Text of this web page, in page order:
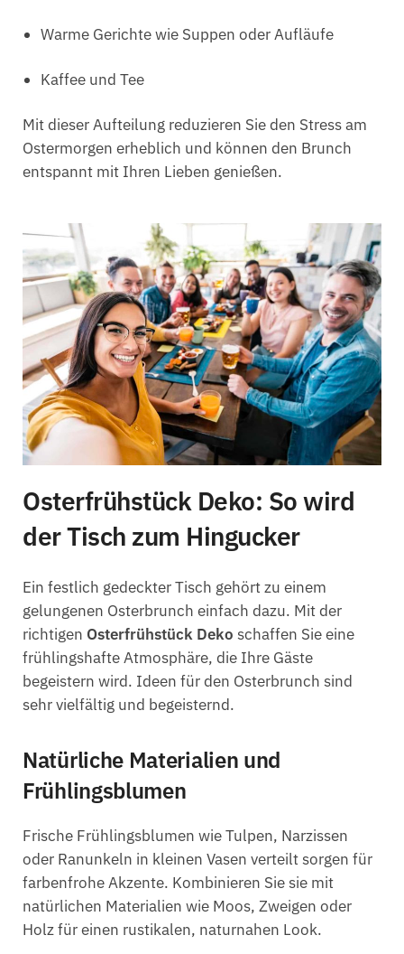
Warme Gerichte wie Suppen oder Aufläufe
Kaffee und Tee
Mit dieser Aufteilung reduzieren Sie den Stress am
Ostermorgen erheblich und können den Brunch
entspannt mit Ihren Lieben genießen.
Osterfrühstück Deko: So wird
der Tisch zum Hingucker
Ein festlich gedeckter Tisch gehört zu einem
gelungenen Osterbrunch einfach dazu. Mit der
richtigen Osterfrühstück Deko schaffen Sie eine
frühlingshafte Atmosphäre, die Ihre Gäste
begeistern wird. Ideen für den Osterbrunch sind
sehr vielfältig und begeisternd.
Natürliche Materialien und
Frühlingsblumen
Frische Frühlingsblumen wie Tulpen, Narzissen
oder Ranunkeln in kleinen Vasen verteilt sorgen für
farbenfrohe Akzente. Kombinieren Sie sie mit
natürlichen Materialien wie Moos, Zweigen oder
Holz für einen rustikalen, naturnahen Look.